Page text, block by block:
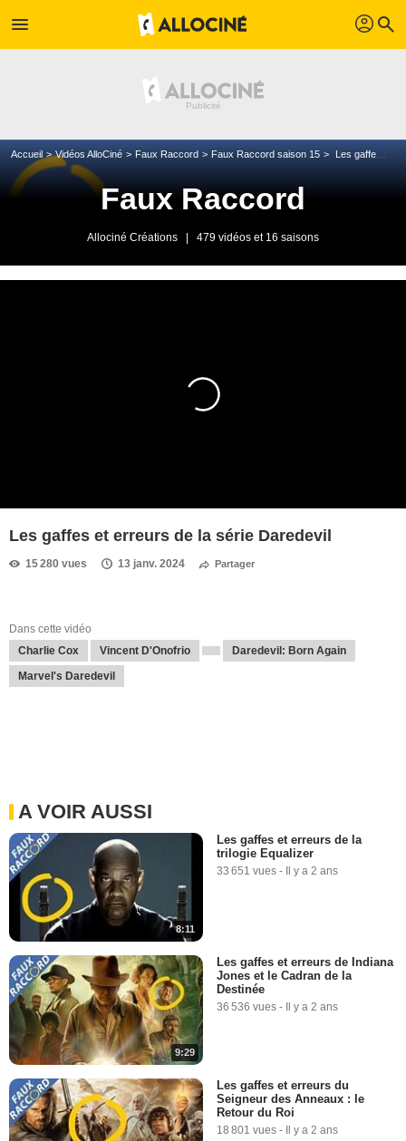
menu profil search
Accueil Vidéos AlloCiné Faux Raccord Faux Raccord saison 15 Les gaffes et erreurs de la série Daredevil
Faux Raccord
Allociné Créations 479 vidéos et 16 saisons
Les gaffes et erreurs de la série Daredevil
15 280 vues 13 janv. 2024 Partager
Dans cette vidéo
Charlie Cox
Vincent D'Onofrio Daredevil: Born Again
Marvel's Daredevil
A VOIR AUSSI
8:11
Les gaffes et erreurs de la
trilogie Equalizer
33 651 vues - Il y a 2 ans
9:29
Les gaffes et erreurs de Indiana
Jones et le Cadran de la
Destinée
36 536 vues - Il y a 2 ans
Les gaffes et erreurs du
Seigneur des Anneaux : le
Retour du Roi
18 801 vues - Il y a 2 ans